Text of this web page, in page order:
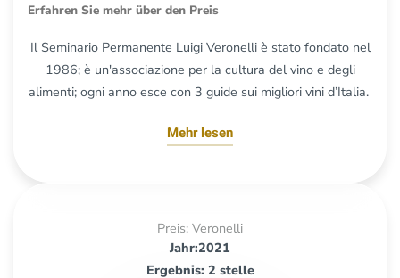
Erfahren Sie mehr über den Preis
Il Seminario Permanente Luigi Veronelli è stato fondato nel
1986; è un'associazione per la cultura del vino e degli
alimenti; ogni anno esce con 3 guide sui migliori vini d’Italia.
Mehr lesen
Preis: Veronelli
Jahr:2021
Ergebnis: 2 stelle